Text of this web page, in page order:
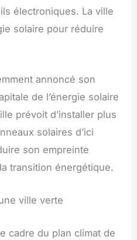
électroniques. La ville
solaire pour réduire
annoncé son
de l’énergie solaire
prévoit d’installer plus
solaires d’ici
son empreinte
transition énergétique.
ville verte
cadre du plan climat de